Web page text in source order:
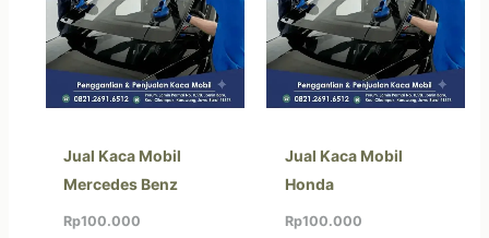
Jual Kaca Mobil
Mercedes Benz
Rp100.000
Jual Kaca Mobil
Honda
Rp100.000